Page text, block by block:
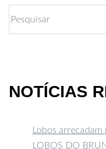
NOTÍCIAS
Lobos arrecadam
LOBOS DO